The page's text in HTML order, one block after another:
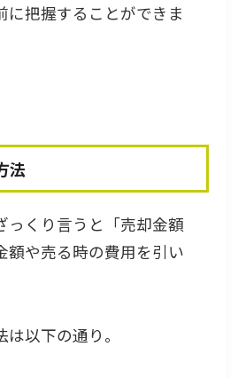
に把握することができま
法
っくり言うと「売却金額
額や売る時の費用を引い
以下の通り。